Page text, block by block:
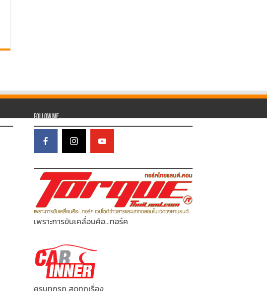
Follow Me
เพราะการขับเคลื่อนคือ...ทอร์ค